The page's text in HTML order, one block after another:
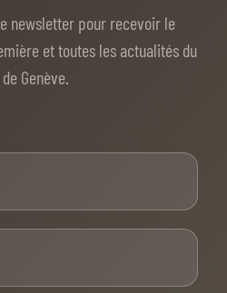
newsletter pour recevoir le
et toutes les actualités du
de Genève.